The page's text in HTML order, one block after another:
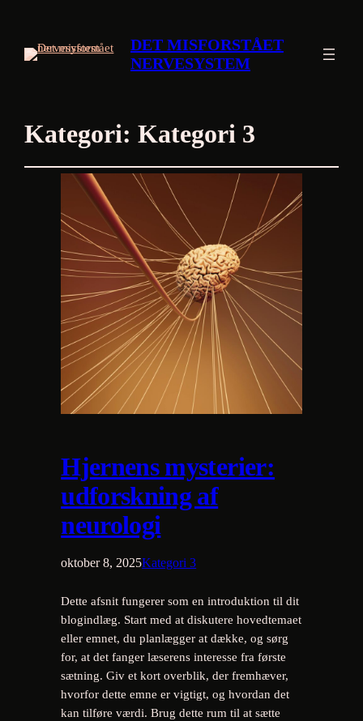
DET MISFORSTÅET
NERVESYSTEM
Kategori:Kategori 3
Hjernens mysterier:
udforskning af
neurologi
oktober 8, 2025Kategori 3
Dette afsnit fungerer som en introduktion til dit
blogindlæg. Start med at diskutere hovedtemaet
eller emnet, du planlægger at dække, og sørg
for, at det fanger læserens interesse fra første
sætning. Giv et kort overblik, der fremhæver,
hvorfor dette emne er vigtigt, og hvordan det
kan tilføre værdi. Brug dette rum til at sætte